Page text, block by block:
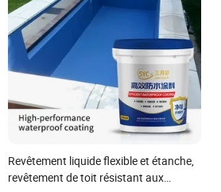
Revêtement liquide flexible et étanche,
revêtement de toit résistant aux